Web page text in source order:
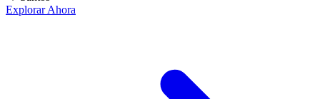
Explorar Ahora